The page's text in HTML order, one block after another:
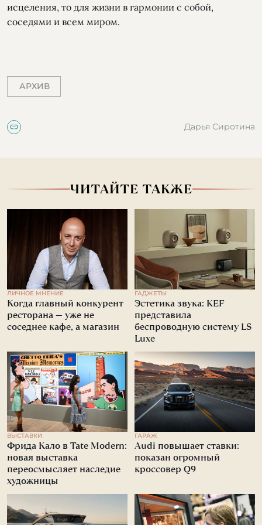
исцеления, то для жизни в гармонии с собой,
соседями и всем миром.
АРХИВ
Дарья Сиротина
ЧИТАЙТЕ ТАКЖЕ
ЛИЧНОЕ МНЕНИЕ
Когда главный конкурент
ресторана — уже не
соседнее кафе, а магазин
ГАДЖЕТЫ
Эстетика звука: KEF
представила
беспроводную систему LS
Luxe
ВЫСТАВКИ
Фрида Кало в Tate Modern:
новая выставка
переосмысляет наследие
художницы
ГАРАЖ
Audi повышает ставки:
показан огромный
кроссовер Q9